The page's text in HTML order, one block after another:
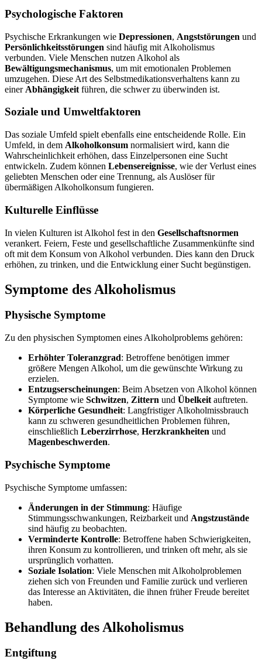
Psychologische Faktoren
Psychische Erkrankungen wie Depressionen, Angststörungen und
Persönlichkeitsstörungen sind häufig mit Alkoholismus
verbunden. Viele Menschen nutzen Alkohol als
Bewältigungsmechanismus, um mit emotionalen Problemen
umzugehen. Diese Art des Selbstmedikationsverhaltens kann zu
einer Abhängigkeit führen, die schwer zu überwinden ist.
Soziale und Umweltfaktoren
Das soziale Umfeld spielt ebenfalls eine entscheidende Rolle. Ein
Umfeld, in dem Alkoholkonsum normalisiert wird, kann die
Wahrscheinlichkeit erhöhen, dass Einzelpersonen eine Sucht
entwickeln. Zudem können Lebensereignisse, wie der Verlust eines
geliebten Menschen oder eine Trennung, als Auslöser für
übermäßigen Alkoholkonsum fungieren.
Kulturelle Einflüsse
In vielen Kulturen ist Alkohol fest in den Gesellschaftsnormen
verankert. Feiern, Feste und gesellschaftliche Zusammenkünfte sind
oft mit dem Konsum von Alkohol verbunden. Dies kann den Druck
erhöhen, zu trinken, und die Entwicklung einer Sucht begünstigen.
Symptome des Alkoholismus
Physische Symptome
Zu den physischen Symptomen eines Alkoholproblems gehören:
Erhöhter Toleranzgrad: Betroffene benötigen immer
größere Mengen Alkohol, um die gewünschte Wirkung zu
erzielen.
Entzugserscheinungen: Beim Absetzen von Alkohol können
Symptome wie Schwitzen, Zittern und Übelkeit auftreten.
Körperliche Gesundheit: Langfristiger Alkoholmissbrauch
kann zu schweren gesundheitlichen Problemen führen,
einschließlich Leberzirrhose, Herzkrankheiten und
Magenbeschwerden.
Psychische Symptome
Psychische Symptome umfassen:
Änderungen in der Stimmung: Häufige
Stimmungsschwankungen, Reizbarkeit und Angstzustände
sind häufig zu beobachten.
Verminderte Kontrolle: Betroffene haben Schwierigkeiten,
ihren Konsum zu kontrollieren, und trinken oft mehr, als sie
ursprünglich vorhatten.
Soziale Isolation: Viele Menschen mit Alkoholproblemen
ziehen sich von Freunden und Familie zurück und verlieren
das Interesse an Aktivitäten, die ihnen früher Freude bereitet
haben.
Behandlung des Alkoholismus
Entgiftung